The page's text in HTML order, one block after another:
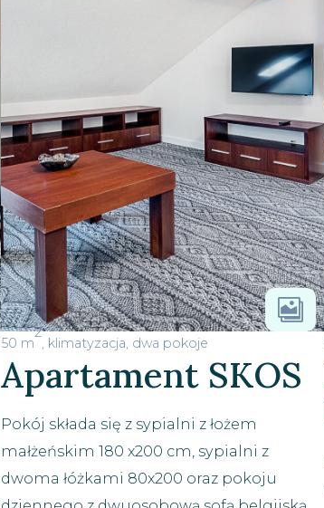

50 m
2
, klimatyzacja, dwa pokoje
Apartament SKOS
Pokój składa się z sypialni z łożem
małżeńskim 180 x200 cm, sypialni z
dwoma łóżkami 80x200 oraz pokoju